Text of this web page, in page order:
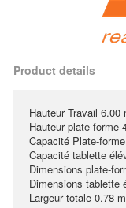
Product details
Hauteur Travail 6.00
Hauteur plate-forme
Capacité Plate-
Capacité tablette
Dimensions plate-
Dimensions tablette
Largeur totale 0.78 m